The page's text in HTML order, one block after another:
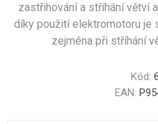
zastřihování a stříhání větví
díky použití elektromotoru je
zejména při stříhání
Kód:
EAN: